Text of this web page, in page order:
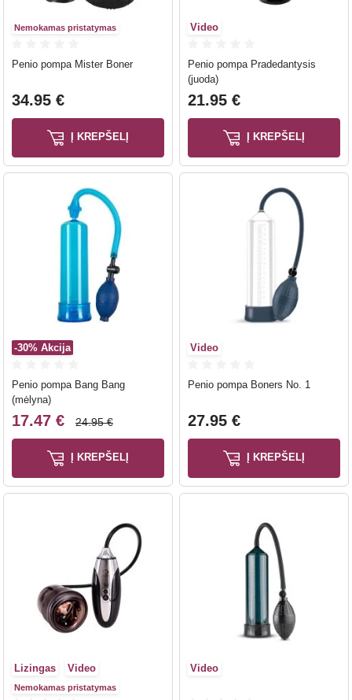
Nemokamas pristatymas
Penio pompa Mister Boner
34.95 €
Į KREPŠELĮ
Video
Penio pompa Pradedantysis
(juoda)
21.95 €
Į KREPŠELĮ
-30% Akcija
Penio pompa Bang Bang
(mėlyna)
17.47 € 24.95 €
Į KREPŠELĮ
Video
Penio pompa Boners No. 1
27.95 €
Į KREPŠELĮ
Lizingas Video
Nemokamas pristatymas
Video